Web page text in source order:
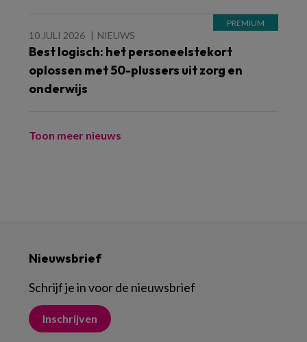
10 JULI 2026 NIEUWS
Best logisch: het personeelstekort
oplossen met 50-plussers uit zorg en
onderwijs
Toon meer nieuws
Nieuwsbrief
Schrijf je in voor de nieuwsbrief
Inschrijven